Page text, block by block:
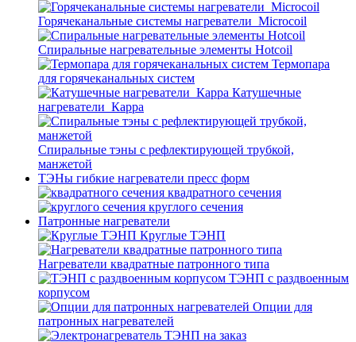
Горячеканальные системы нагреватели_Microcoil
Спиральные нагревательные элементы Hotcoil
Термопара
для горячеканальных систем
Катушечные
нагреватели_Карра
Спиральные тэны с рефлектирующей трубкой,
манжетой
ТЭНы гибкие нагреватели пресс форм
квадратного сечения
круглого сечения
Патронные нагреватели
Круглые ТЭНП
Нагреватели квадратные патронного типа
ТЭНП с раздвоенным
корпусом
Опции для
патронных нагревателей